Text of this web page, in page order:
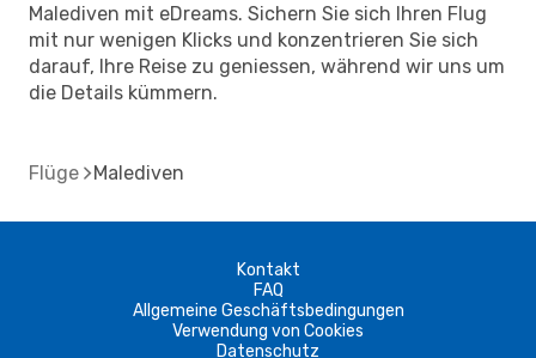
Malediven mit eDreams. Sichern Sie sich Ihren Flug
mit nur wenigen Klicks und konzentrieren Sie sich
darauf, Ihre Reise zu geniessen, während wir uns um
die Details kümmern.
Flüge Malediven
Kontakt
FAQ
Allgemeine Geschäftsbedingungen
Verwendung von Cookies
Datenschutz